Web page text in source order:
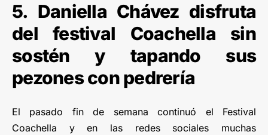
5. Daniella Chávez disfruta
del festival Coachella sin
sostén y tapando sus
pezones con pedrería
El pasado fin de semana continuó el Festival
Coachella y en las redes sociales muchas